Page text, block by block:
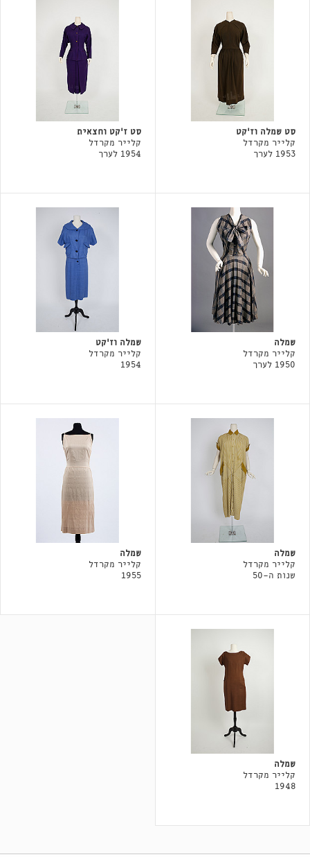
סט שמלה וז'קט
קלייר מקרדל
1953 לערך
סט ז׳קט וחצאית
קלייר מקרדל
1954 לערך
שמלה
קלייר מקרדל
1950 לערך
שמלה וז'קט
קלייר מקרדל
1954
שמלה
קלייר מקרדל
שנות ה-50
שמלה
קלייר מקרדל
1955
שמלה
קלייר מקרדל
1948